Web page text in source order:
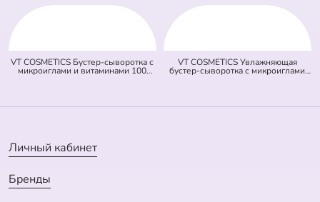
гр)
VT COSMETICS Бустер-сыворотка с
микроиглами и витаминами 100
VT COSMETICS Увлажняющая
бустер-сыворотка с микроиглами
Личный кабинет
Бренды